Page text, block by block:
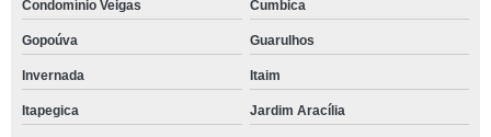
Condomínio Veigas Cumbica
Gopoúva Guarulhos
Invernada Itaim
Itapegica Jardim Aracília